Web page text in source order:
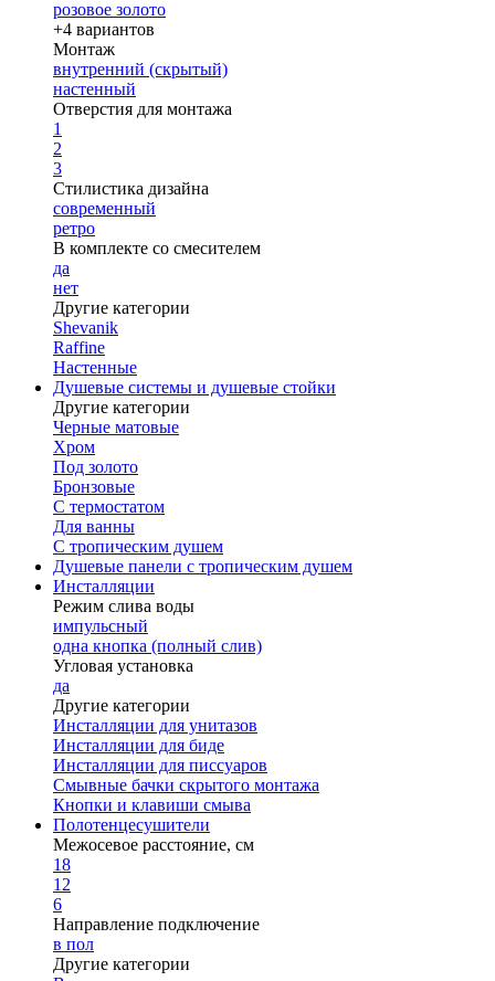
розовое золото
+4 вариантов
Монтаж
внутренний (скрытый)
настенный
Отверстия для монтажа
1
2
3
Стилистика дизайна
современный
ретро
В комплекте со смесителем
да
нет
Другие категории
Shevanik
Raffine
Настенные
Душевые системы и душевые стойки
Другие категории
Черные матовые
Хром
Под золото
Бронзовые
С термостатом
Для ванны
С тропическим душем
Душевые панели с тропическим душем
Инсталляции
Режим слива воды
импульсный
одна кнопка (полный слив)
Угловая установка
да
Другие категории
Инсталляции для унитазов
Инсталляции для биде
Инсталляции для писсуаров
Смывные бачки скрытого монтажа
Кнопки и клавиши смыва
Полотенцесушители
Межосевое расстояние, см
18
12
6
Направление подключение
в пол
Другие категории